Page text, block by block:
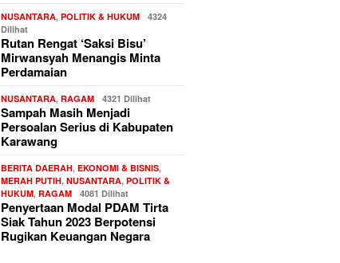
NUSANTARA,POLITIK & HUKUM
4324
Dilihat
Rutan Rengat ‘Saksi Bisu’
Mirwansyah Menangis Minta
Perdamaian
NUSANTARA,RAGAM 4321 Dilihat
Sampah Masih Menjadi
Persoalan Serius di Kabupaten
Karawang
BERITA DAERAH,EKONOMI & BISNIS,
MERAH PUTIH,NUSANTARA,POLITIK &
HUKUM,RAGAM 4081 Dilihat
Penyertaan Modal PDAM Tirta
Siak Tahun 2023 Berpotensi
Rugikan Keuangan Negara